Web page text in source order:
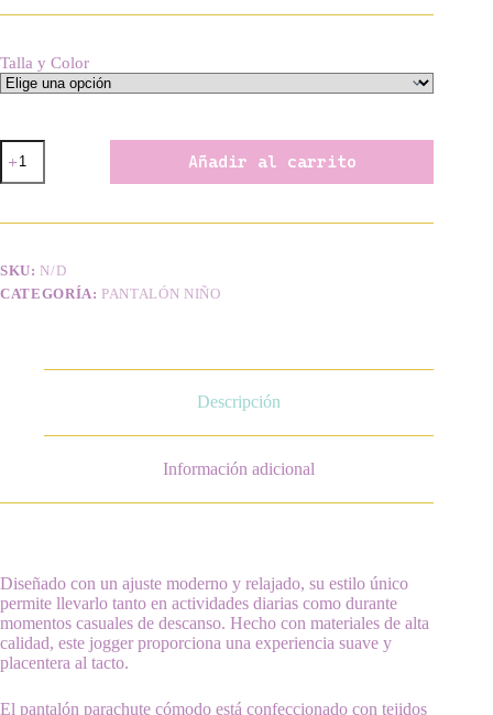
Talla y Color
Pantalón
Parachute
cantidad
Añadir al carrito
SKU: N/D
CATEGORÍA: PANTALÓN NIÑO
Descripción
Información adicional
Diseñado con un ajuste moderno y relajado, su estilo único
permite llevarlo tanto en actividades diarias como durante
momentos casuales de descanso. Hecho con materiales de alta
calidad, este jogger proporciona una experiencia suave y
placentera al tacto.
El pantalón parachute cómodo está confeccionado con tejidos